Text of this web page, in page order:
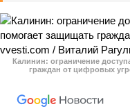
Калинин: ограничение
граждан от цифровых